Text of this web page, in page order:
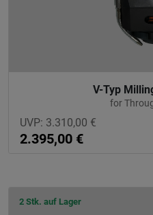
V-Typ
for
UVP: 3.310,00 €
2.395,00 €
2 Stk. auf Lager